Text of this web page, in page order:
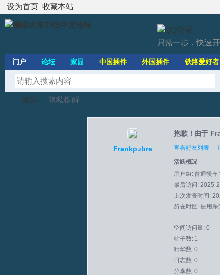
设为首页 收藏本站
只需一步，快速
门户 论坛 家园 中国插件 外国插件 铁路爱好者
家园 隐私提醒
Frankpubre
抱歉！由于
查看好友列表
活跃概况
用户组: 普通慢车
最后访问: 2025-
上次发表时间:
所在时区: 使用系
空间访问量: 0
帖子数: 1
精华数: 0
日志数: 0
分享数: 0